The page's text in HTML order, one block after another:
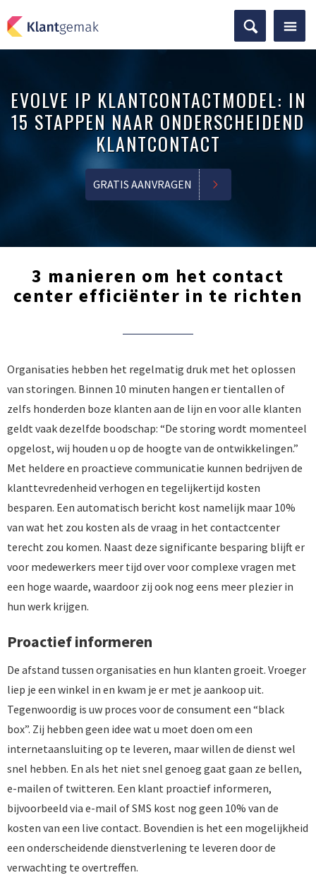
EVOLVE IP KLANTCONTACTMODEL: IN
15 STAPPEN NAAR ONDERSCHEIDEND
KLANTCONTACT
GRATIS AANVRAGEN
3 manieren om het contact
center efficiënter in te richten
Organisaties hebben het regelmatig druk met het oplossen
van storingen. Binnen 10 minuten hangen er tientallen of
zelfs honderden boze klanten aan de lijn en voor alle klanten
geldt vaak dezelfde boodschap: “De storing wordt momenteel
opgelost, wij houden u op de hoogte van de ontwikkelingen.”
Met heldere en proactieve communicatie kunnen bedrijven de
klanttevredenheid verhogen en tegelijkertijd kosten
besparen. Een automatisch bericht kost namelijk maar 10%
van wat het zou kosten als de vraag in het contactcenter
terecht zou komen. Naast deze significante besparing blijft er
voor medewerkers meer tijd over voor complexe vragen met
een hoge waarde, waardoor zij ook nog eens meer plezier in
hun werk krijgen.
Proactief informeren
De afstand tussen organisaties en hun klanten groeit. Vroeger
liep je een winkel in en kwam je er met je aankoop uit.
Tegenwoordig is uw proces voor de consument een “black
box”. Zij hebben geen idee wat u moet doen om een
internetaansluiting op te leveren, maar willen de dienst wel
snel hebben. En als het niet snel genoeg gaat gaan ze bellen,
e-mailen of twitteren. Een klant proactief informeren,
bijvoorbeeld via e-mail of SMS kost nog geen 10% van de
kosten van een live contact. Bovendien is het een mogelijkheid
een onderscheidende dienstverlening te leveren door de
verwachting te overtreffen.